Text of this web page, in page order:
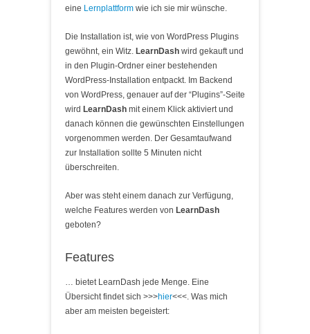
eine Lernplattform wie ich sie mir wünsche.
Die Installation ist, wie von WordPress Plugins
gewöhnt, ein Witz. LearnDash wird gekauft und
in den Plugin-Ordner einer bestehenden
WordPress-Installation entpackt. Im Backend
von WordPress, genauer auf der “Plugins”-Seite
wird LearnDash mit einem Klick aktiviert und
danach können die gewünschten Einstellungen
vorgenommen werden. Der Gesamtaufwand
zur Installation sollte 5 Minuten nicht
überschreiten.
Aber was steht einem danach zur Verfügung,
welche Features werden von LearnDash
geboten?
Features
… bietet LearnDash jede Menge. Eine
Übersicht findet sich >>>hier<<<. Was mich
aber am meisten begeistert: